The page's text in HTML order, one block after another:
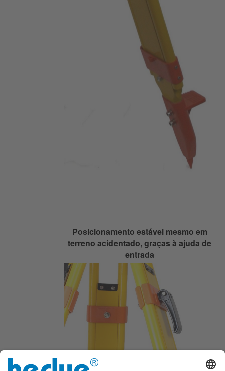
Posicionamento estável mesmo em
terreno acidentado, graças à ajuda de
entrada